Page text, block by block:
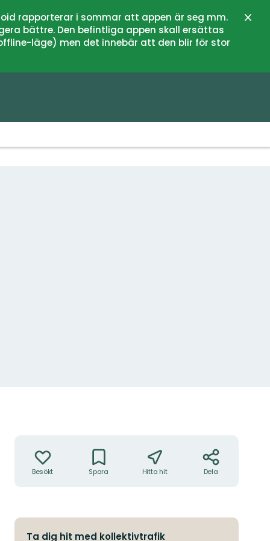
rapporterar i sommar att appen är seg mm.
bättre. Den befintliga appen skall ersättas
läge) men det innebär att den blir för stor
Besökt Spara Hitta hit Dela
Ta dig hit med kollektivtrafik